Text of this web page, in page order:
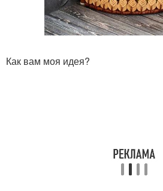
Как вам моя идея?